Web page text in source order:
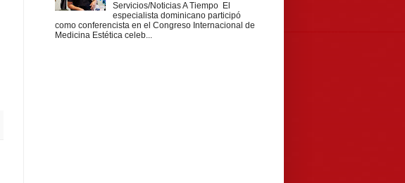
Servicios/Noticias A Tiempo El
especialista dominicano participó
como conferencista en el Congreso Internacional de
Medicina Estética celeb...